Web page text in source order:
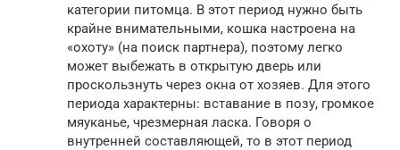
категории питомца. В этот период нужно быть
крайне внимательными, кошка настроена на
«охоту» (на поиск партнера), поэтому легко
может выбежать в открытую дверь или
проскользнуть через окна от хозяев. Для этого
периода характерны: вставание в позу, громкое
мяуканье, чрезмерная ласка. Говоря о
внутренней составляющей, то в этот период